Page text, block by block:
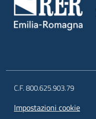
C.F. 800.625.903.79
Impostazioni cookie